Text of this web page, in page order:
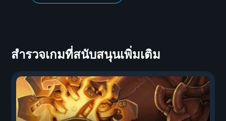
สำรวจเกมที่สนับสนุนเพิ่มเติม